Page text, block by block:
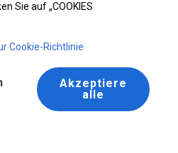
Sie auf „COOKIES
Cookie-Richtlinie
Akzeptiere
alle